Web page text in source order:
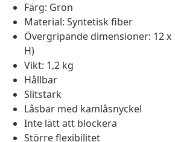
Färg: Grön
Material: Syntetisk fiber
Övergripande dimensioner: 12 x
H)
Vikt: 1,2 kg
Hållbar
Slitstark
Låsbar med kamlåsnyckel
Inte lätt att blockera
Större flexibilitet